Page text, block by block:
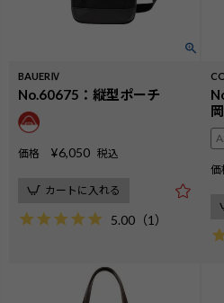
BAUERⅣ
No.60675：縦型ポーチ
価格 ¥6,050 税込
カートに入れる
5.00 （1）
価